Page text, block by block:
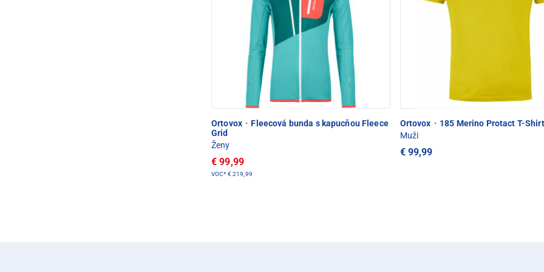
Ortovox · Fleecová bunda s kapucňou Fleece
Grid
Ženy
€ 99,99
VOC* € 219,99
Ortovox · 185 Merino Protact T-Shirt
Muži
€ 99,99